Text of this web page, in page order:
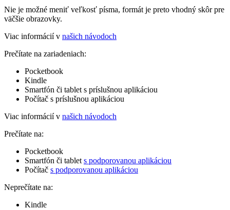
Nie je možné meniť veľkosť písma, formát je preto vhodný skôr pre
väčšie obrazovky.
Viac informácií v našich návodoch
Prečítate na zariadeniach:
Pocketbook
Kindle
Smartfón či tablet s príslušnou aplikáciou
Počítač s príslušnou aplikáciou
Viac informácií v našich návodoch
Prečítate na:
Pocketbook
Smartfón či tablet s podporovanou aplikáciou
Počítač s podporovanou aplikáciou
Neprečítate na:
Kindle